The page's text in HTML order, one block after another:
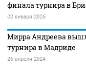
финала турнира в
02 января 2025
Мирра Андреева
турнира в Мадриде
26 апреля 2024